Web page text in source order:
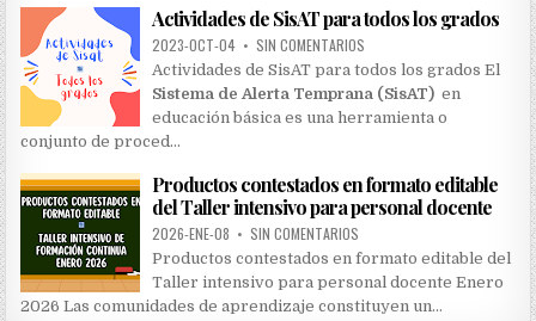
Actividades de SisAT para todos los grados
2023-OCT-04 • SIN COMENTARIOS
Actividades de SisAT para todos los grados El
Sistema de Alerta Temprana (SisAT) en
educación básica es una herramienta o
conjunto de proced…
Productos contestados en formato editable
del Taller intensivo para personal docente
2026-ENE-08 • SIN COMENTARIOS
Productos contestados en formato editable del
Taller intensivo para personal docente Enero
2026 Las comunidades de aprendizaje constituyen un…